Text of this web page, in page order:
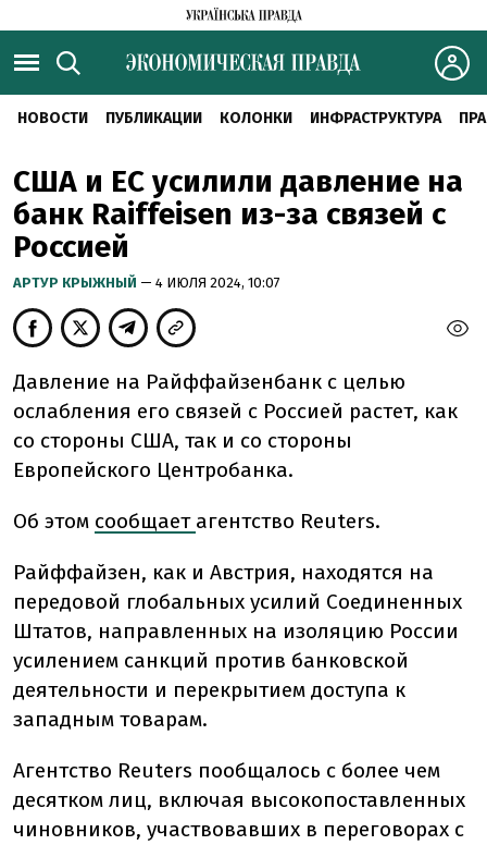
НОВОСТИ ПУБЛИКАЦИИ КОЛОНКИ ИНФРАСТРУКТУРА
США и ЕС усилили давление на
банк Raiffeisen из-за связей с
Россией
АРТУР КРЫЖНЫЙ — 4 ИЮЛЯ 2024, 10:07
Давление на Райффайзенбанк с целью
ослабления его связей с Россией растет, как
со стороны США, так и со стороны
Европейского Центробанка.
Об этом сообщает агентство Reuters.
Райффайзен, как и Австрия, находятся на
передовой глобальных усилий Соединенных
Штатов, направленных на изоляцию России
усилением санкций против банковской
деятельности и перекрытием доступа к
западным товарам.
Агентство Reuters пообщалось с более чем
десятком лиц, включая высокопоставленных
чиновников, участвовавших в переговорах с